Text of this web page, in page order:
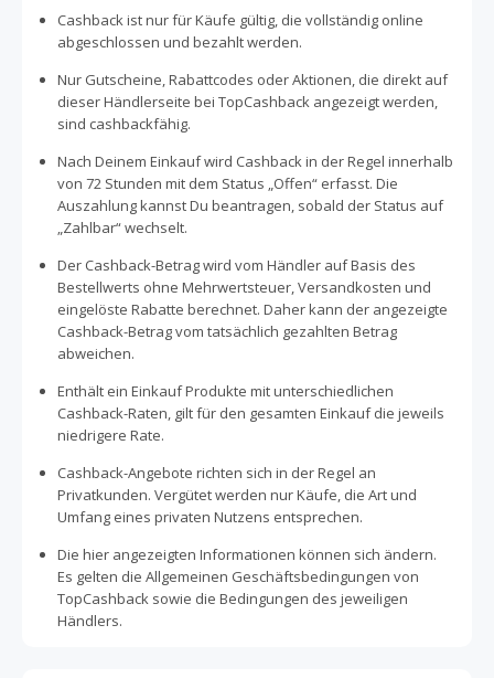
Cashback ist nur für Käufe gültig, die vollständig online
abgeschlossen und bezahlt werden.
Nur Gutscheine, Rabattcodes oder Aktionen, die direkt auf
dieser Händlerseite bei TopCashback angezeigt werden,
sind cashbackfähig.
Nach Deinem Einkauf wird Cashback in der Regel innerhalb
von 72 Stunden mit dem Status „Offen“ erfasst. Die
Auszahlung kannst Du beantragen, sobald der Status auf
„Zahlbar“ wechselt.
Der Cashback-Betrag wird vom Händler auf Basis des
Bestellwerts ohne Mehrwertsteuer, Versandkosten und
eingelöste Rabatte berechnet. Daher kann der angezeigte
Cashback-Betrag vom tatsächlich gezahlten Betrag
abweichen.
Enthält ein Einkauf Produkte mit unterschiedlichen
Cashback-Raten, gilt für den gesamten Einkauf die jeweils
niedrigere Rate.
Cashback-Angebote richten sich in der Regel an
Privatkunden. Vergütet werden nur Käufe, die Art und
Umfang eines privaten Nutzens entsprechen.
Die hier angezeigten Informationen können sich ändern.
Es gelten die Allgemeinen Geschäftsbedingungen von
TopCashback sowie die Bedingungen des jeweiligen
Händlers.